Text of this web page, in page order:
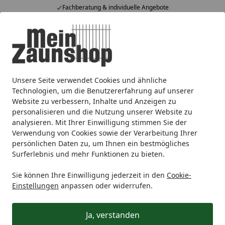
Unsere Seite verwendet Cookies und ähnliche
Technologien, um die Benutzererfahrung auf unserer
Website zu verbessern, Inhalte und Anzeigen zu
personalisieren und die Nutzung unserer Website zu
analysieren. Mit Ihrer Einwilligung stimmen Sie der
Verwendung von Cookies sowie der Verarbeitung Ihrer
persönlichen Daten zu, um Ihnen ein bestmögliches
Surferlebnis und mehr Funktionen zu bieten.
Sie können Ihre Einwilligung jederzeit in den Cookie-
Einstellungen anpassen oder widerrufen.
Ja, verstanden
Fachberatung & individuelle Angebote
Alle Produkte
Mein Konto
Suchen
Startseite
Sichtschutz Holz BM Massivholz BM Serie Fehmarn
BM Serie Fehmarn Grundelement
180x180 cm